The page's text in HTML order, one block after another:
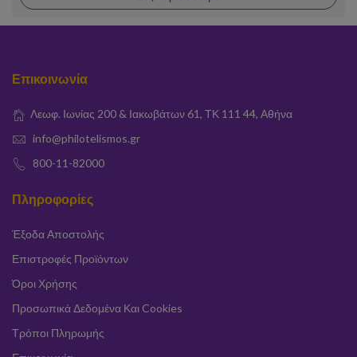
Επικοινωνία
Λεωφ. Ιωνίας 200 & Ιακωβάτων 61, ΤΚ 111 44, Αθήνα
info@philotelismos.gr
800-11-82000
Πληροφορίες
Έξοδα Αποστολής
Επιστροφές Προϊόντων
Όροι Χρήσης
Προσωπικά Δεδομένα Και Cookies
Τρόποι Πληρωμής